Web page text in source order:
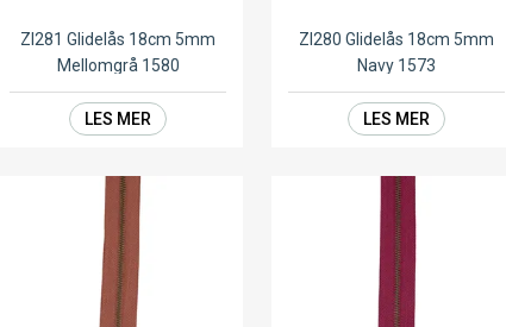
ZI281 Glidelås 18cm 5mm
Mellomgrå 1580
LES MER
ZI280 Glidelås 18cm 5mm
Navy 1573
LES MER